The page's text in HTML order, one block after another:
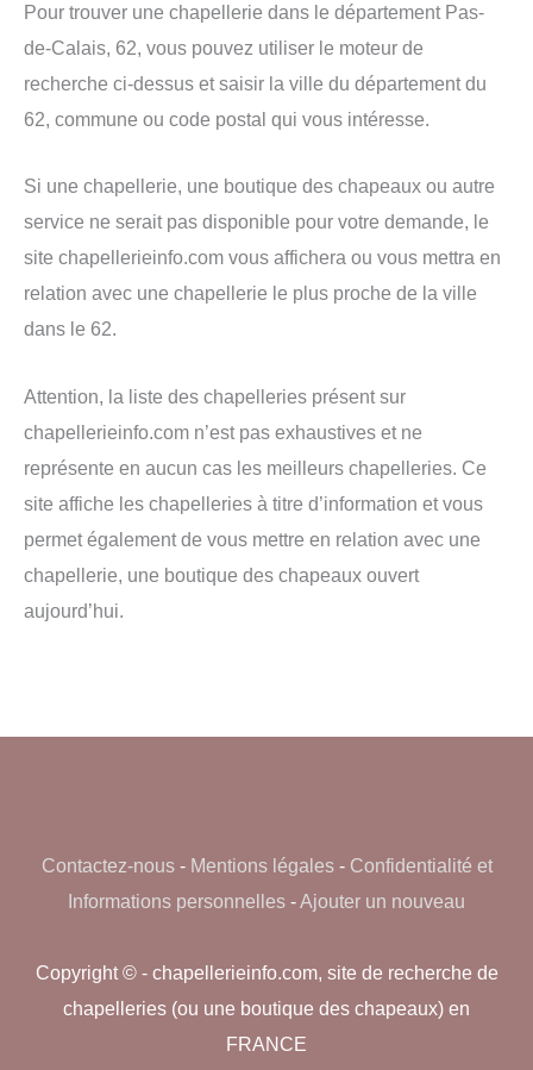
Pour trouver une chapellerie dans le département Pas-
de-Calais, 62, vous pouvez utiliser le moteur de
recherche ci-dessus et saisir la ville du département du
62, commune ou code postal qui vous intéresse.
Si une chapellerie, une boutique des chapeaux ou autre
service ne serait pas disponible pour votre demande, le
site chapellerieinfo.com vous affichera ou vous mettra en
relation avec une chapellerie le plus proche de la ville
dans le 62.
Attention, la liste des chapelleries présent sur
chapellerieinfo.com n’est pas exhaustives et ne
représente en aucun cas les meilleurs chapelleries. Ce
site affiche les chapelleries à titre d’information et vous
permet également de vous mettre en relation avec une
chapellerie, une boutique des chapeaux ouvert
aujourd’hui.
Contactez-nous- Mentions légales- Confidentialité et
Informations personnelles -Ajouter un nouveau
Copyright © - chapellerieinfo.com, site de recherche de
chapelleries (ou une boutique des chapeaux) en
FRANCE